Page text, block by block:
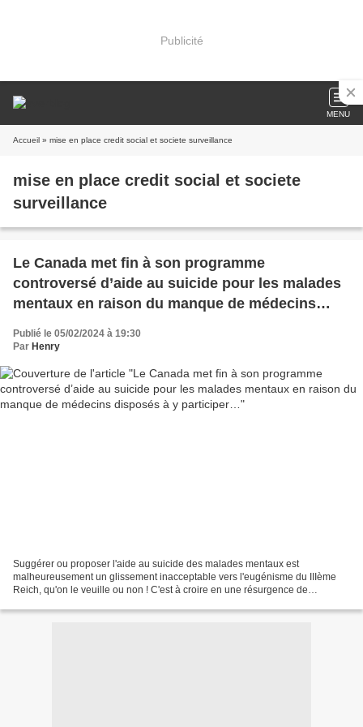
Publicité
MENU
Accueil » mise en place credit social et societe surveillance
mise en place credit social et societe
surveillance
Le Canada met fin à son programme
controversé d’aide au suicide pour les malades
mentaux en raison du manque de médecins
disposés à y participer…
Publié le 05/02/2024 à 19:30
Par Henry
Suggérer ou proposer l'aide au suicide des malades mentaux est
malheureusement un glissement inacceptable vers l'eugénisme du IIIème
Reich, qu'on le veuille ou non ! C'est à croire en une résurgence de